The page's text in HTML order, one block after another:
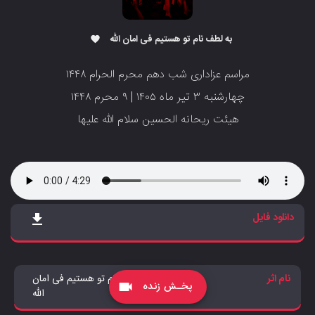
videocam پخـش زنده
به لطف نام تو هستیم فی امان الله favorite
مراسم عزاداری شب دهم محرم الحرام ۱۴۴۸
‌‌‌‌‌‌‌‌‌‌چهارشنبه ۳ تیر ماه ۱۴۰۵ | ۹ محرم ۱۴۴۸
‌‌‌‌‌‌‌‌‌‌‌‌‌هیئت ریحانه الحسین سلام الله علیها
دانلود فایل file_download
نام اثر
به لطف نام تو هستیم فی امان
الله